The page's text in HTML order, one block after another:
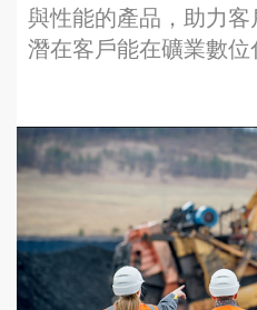
與性能的產品，助力
潛在客戶能在礦業數位